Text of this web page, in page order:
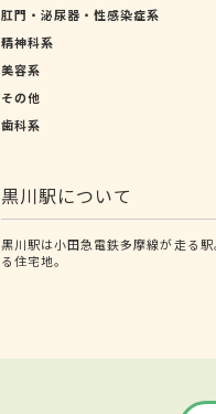
肛門・泌尿器・性感染症系
精神科系
美容系
その他
歯科系
黒川駅について
黒川駅は小田急電鉄多摩線が走る
る住宅地。